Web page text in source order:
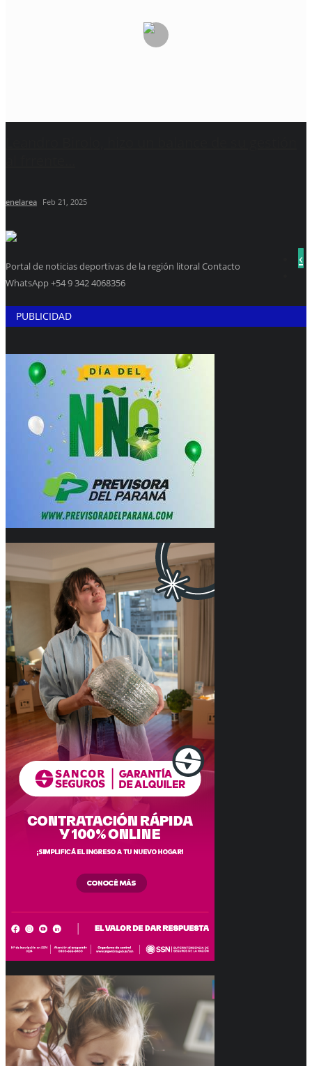
enelarea Feb 21, 2025
‹
PUBLICIDAD
Portal de noticias deportivas de la región litoral Contacto
WhatsApp +54 9 342 4068356